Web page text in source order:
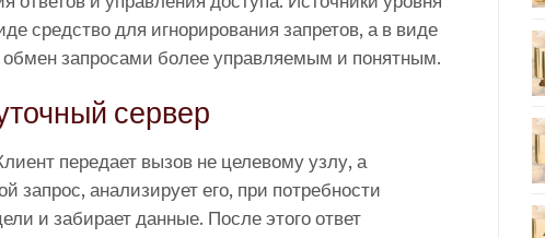
средство для игнорирования запретов, а в виде
запросами более управляемым и понятным.
сервер
передает вызов не целевому узлу, а
запрос, анализирует его, при потребности
и забирает данные. После этого ответ